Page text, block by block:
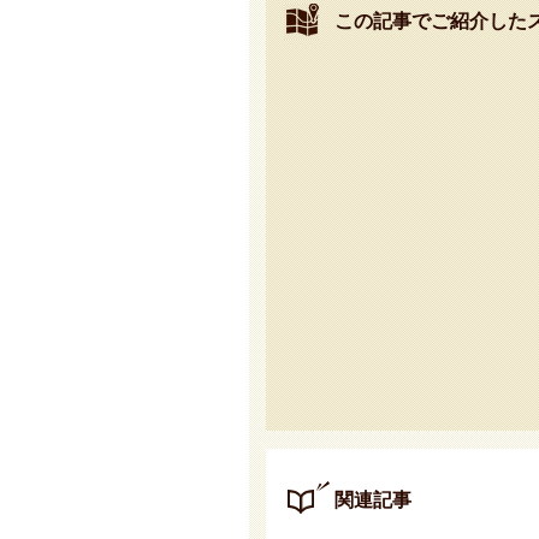
この記事でご紹介した
関連記事